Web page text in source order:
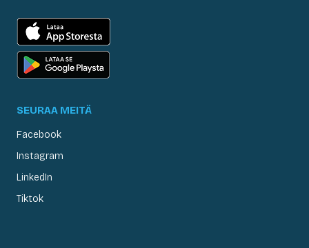
SEURAA MEITÄ
Facebook
Instagram
LinkedIn
Tiktok